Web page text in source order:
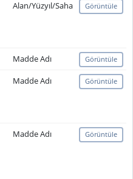
Alan/Yüzyıl/Saha Görüntüle
Madde Adı Görüntüle
Madde Adı Görüntüle
Madde Adı Görüntüle